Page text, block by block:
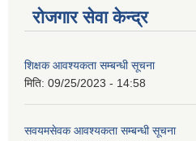
रोजगार सेवा केन्द्र
शिक्षक आवश्यकता सम्बन्धी सूचना
मिति: 09/25/2023 - 14:58
सवयमसेवक आवश्यकता सम्बन्धी सूचना